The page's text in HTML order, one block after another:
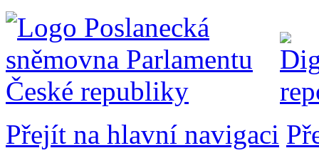
Přejít na hlavní navigaci